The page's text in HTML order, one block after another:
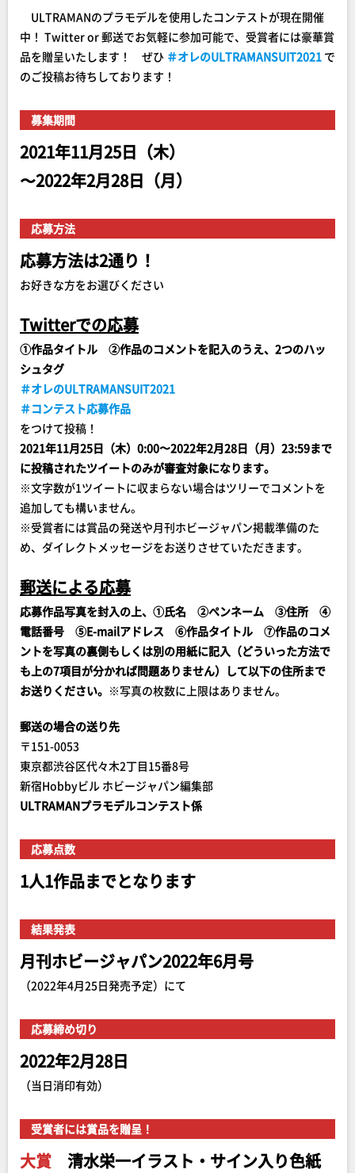
ULTRAMANのプラモデルを使用したコンテストが現在開催
中！ Twitter or 郵送でお気軽に参加可能で、受賞者には豪華賞
品を贈呈いたします！ ぜひ ＃オレのULTRAMANSUIT2021 で
のご投稿お待ちしております！
募集期間
2021年11月25日（木）
〜2022年2月28日（月）
応募方法
応募方法は2通り！
お好きな方をお選びください
Twitterでの応募
①作品タイトル ②作品のコメントを記入のうえ、2つのハッ
シュタグ
＃オレのULTRAMANSUIT2021
＃コンテスト応募作品
をつけて投稿！
2021年11月25日（木）0:00〜2022年2月28日（月）23:59まで
に投稿されたツイートのみが審査対象になります。
※文字数が1ツイートに収まらない場合はツリーでコメントを
追加しても構いません。
※受賞者には賞品の発送や月刊ホビージャパン掲載準備のた
め、ダイレクトメッセージをお送りさせていただきます。
郵送による応募
応募作品写真を封入の上、①氏名 ②ペンネーム ③住所 ④
電話番号 ⑤E-mailアドレス ⑥作品タイトル
⑦作品のコメ
ントを写真の裏側もしくは別の用紙に記入（どういった方法で
も上の7項目が分かれば問題ありません）して以下の住所まで
お送りください。 ※写真の枚数に上限はありません。
郵送の場合の送り先
〒151-0053
東京都渋谷区代々木2丁目15番8号
新宿Hobbyビル ホビージャパン編集部
ULTRAMANプラモデルコンテスト係
応募点数
1人1作品までとなります
結果発表
月刊ホビージャパン2022年6月号
（2022年4月25日発売予定）にて
応募締め切り
2022年2月28日
（当日消印有効）
受賞者には賞品を贈呈！
大賞 清水栄一イラスト・サイン入り色紙